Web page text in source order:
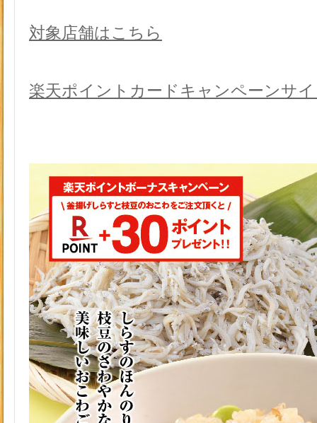
対象店舗はこちら
楽天ポイントカードキャンペーンサ